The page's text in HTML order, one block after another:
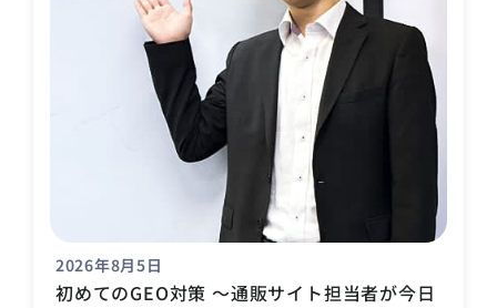
2026年8月5日
初めてのGEO対策 〜通販サイト担当者が今日